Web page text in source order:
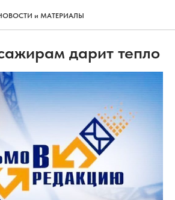
и МАТЕРИАЛЫ
дарит тепло